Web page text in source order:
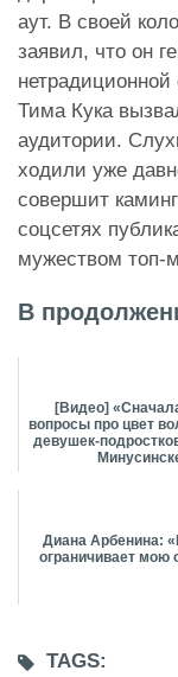
аут. В своей
заявил, что он
Тима Кука
аудитории.
ходили уже
совершит
соцсетях
мужеством топ-
В
[Видео]
вопросы про цвет
девушек-
Диана Арбенина:
ограничивает мою
TAGS: